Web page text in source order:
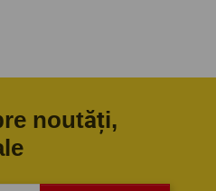
noutăți,